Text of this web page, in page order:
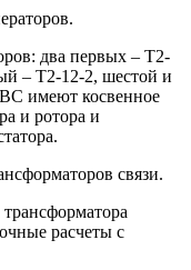
два первых – Т2-
– Т2-12-2, шестой и
имеют косвенное
и ротора и
связи.
расчеты с